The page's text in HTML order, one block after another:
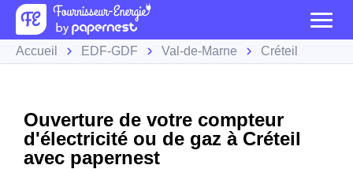
Accueil EDF-GDF Val-de-Marne Créteil